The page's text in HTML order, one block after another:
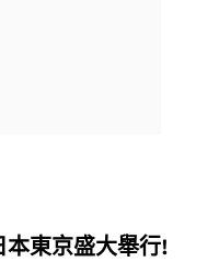
本東京盛大舉行!